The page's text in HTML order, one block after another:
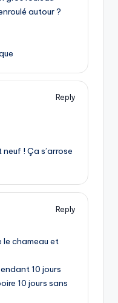
autour ?
Reply
! Ça s’arrose
Reply
le chameau et
10 jours
10 jours sans